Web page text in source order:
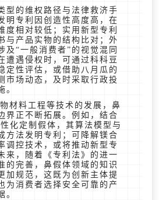
型的维权路径与法律救济手
明专利因创造性高度高，在
度相对较低；实用新型专利
与产品实物的结构比对；外
及“一般消费者”的视觉混同
遭遇侵权时，可通过科科豆
定性评估，或借助八月瓜的
市场动态，及时采取行政投
。
材料工程等技术的发展，鼻
界正不断拓展。例如，结合
化定制假体，其算法模型与
方法发明专利；可降解镁合
调控技术，或将推动新型专
来，随着《专利法》的进一
的完善，鼻假体领域的知识
加规范，这既为创新主体提
为消费者选择安全可靠的产
。